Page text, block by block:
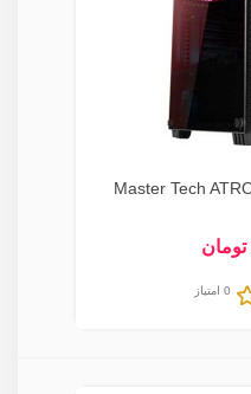
0 امتیاز